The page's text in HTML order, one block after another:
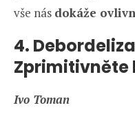
vše nás dokáže
4.
Zprimitivněte
Ivo Toman